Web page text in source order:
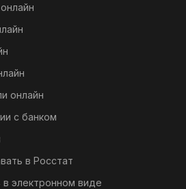
онлайн
с банком
в Росстат
в электронном виде